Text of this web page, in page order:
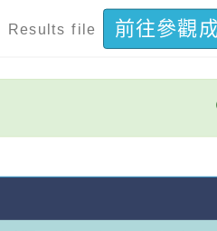
Results file 前往參觀